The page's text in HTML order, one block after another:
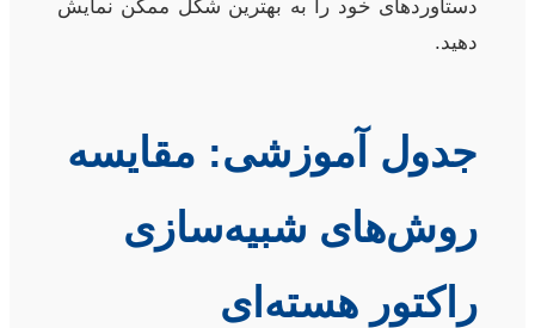
دستاوردهای خود را به بهترین شکل ممکن نمایش
دهید.
جدول آموزشی: مقایسه
روش‌های شبیه‌سازی
راکتور هسته‌ای